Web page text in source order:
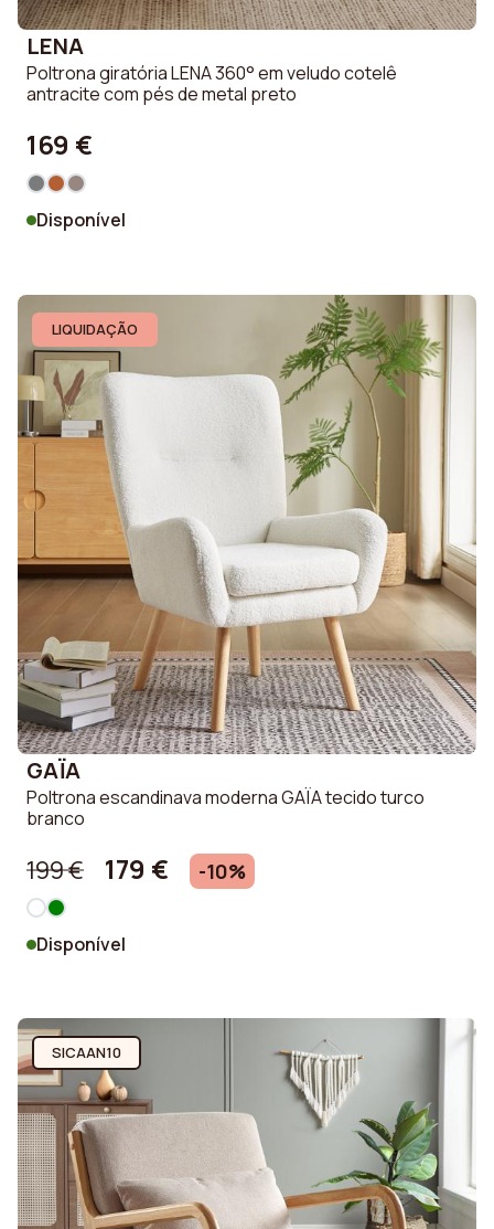
LENA
Poltrona giratória LENA 360° em veludo cotelê
antracite com pés de metal preto
169 €
Disponível
LIQUIDAÇÃO
GAÏA
Poltrona escandinava moderna GAÏA tecido turco
branco
199 € 179 € -10%
Disponível
SICAAN10